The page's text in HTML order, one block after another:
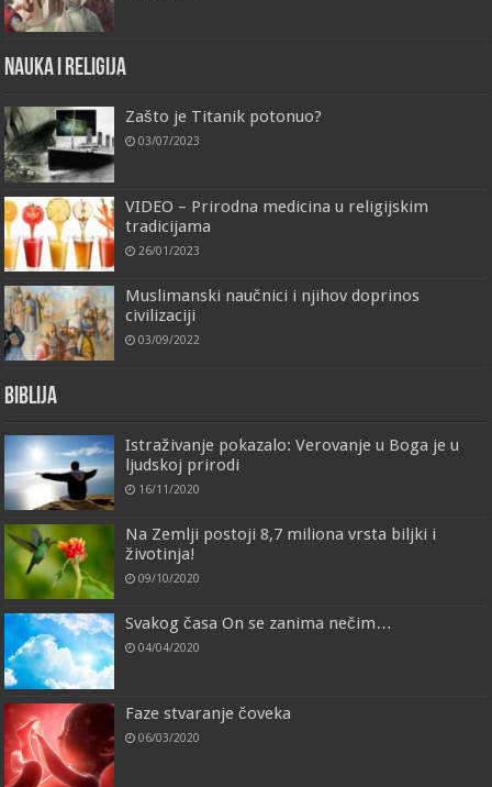
Nauka i religija
Zašto je Titanik potonuo?
03/07/2023
VIDEO – Prirodna medicina u religijskim
tradicijama
26/01/2023
Muslimanski naučnici i njihov doprinos
civilizaciji
03/09/2022
Biblija
Istraživanje pokazalo: Verovanje u Boga je u
ljudskoj prirodi
16/11/2020
Na Zemlji postoji 8,7 miliona vrsta biljki i
životinja!
09/10/2020
Svakog časa On se zanima nečim…
04/04/2020
Faze stvaranje čoveka
06/03/2020